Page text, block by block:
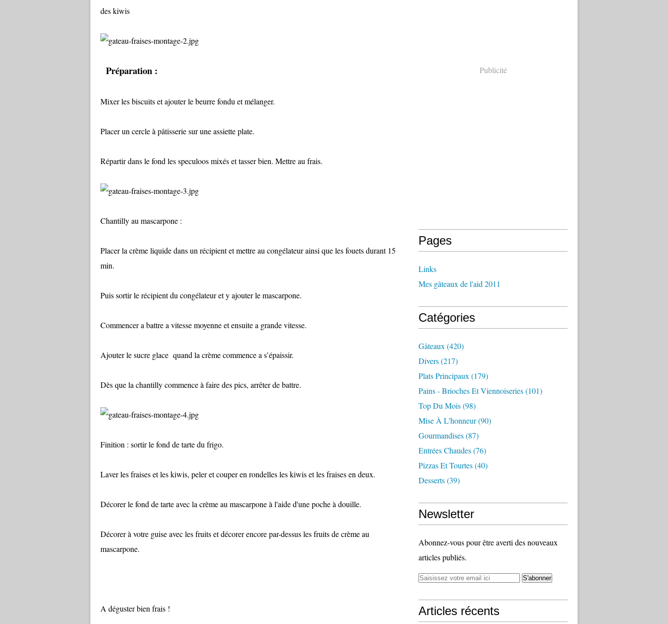
des kiwis
Préparation :
Mixer les biscuits et ajouter le beurre fondu et mélanger.
Placer un cercle à pâtisserie sur une assiette plate.
Répartir dans le fond les speculoos mixés et tasser bien. Mettre au frais.
Chantilly au mascarpone :
Placer la crème liquide dans un récipient et mettre au congélateur ainsi que les fouets durant 15
min.
Puis sortir le récipient du congélateur et y ajouter le mascarpone.
Commencer a battre a vitesse moyenne et ensuite a grande vitesse.
Ajouter le sucre glace quand la crème commence a s’épaissir.
Dès que la chantilly commence à faire des pics, arrêter de battre.
Finition : sortir le fond de tarte du frigo.
Laver les fraises et les kiwis, peler et couper en rondelles les kiwis et les fraises en deux.
Décorer le fond de tarte avec la crème au mascarpone à l'aide d'une poche à douille.
Décorer à votre guise avec les fruits et décorer encore par-dessus les fruits de crème au
mascarpone.
A déguster bien frais !
Publicité
Pages
Links
Mes gâteaux de l'aid 2011
Catégories
Gâteaux (420)
Divers(217)
Plats Principaux (179)
Pains - Brioches Et Viennoiseries(101)
Top Du Mois(98)
Mise À L'honneur(90)
Gourmandises(87)
Entrées Chaudes(76)
Pizzas Et Tourtes(40)
Desserts(39)
Newsletter
Abonnez-vous pour être averti des nouveaux
articles publiés.
Articles récents